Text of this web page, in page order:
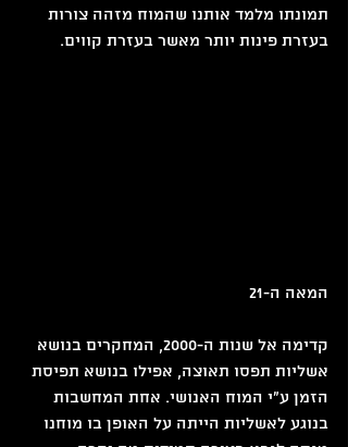
תמונתו מלמד אותנו שהמוח מזהה צורות
בעזרת פינות יותר מאשר בעזרת קווים.
המאה ה-21
קדימה אל שנות ה-2000, המחקרים בנושא
אשליות תפסו תאוצה, אפילו בנושא תפיסת
הזמן ע"י המוח האנושי. אחת המחשבות
בנוגע לאשליות הייתה על האופן בו מוחנו